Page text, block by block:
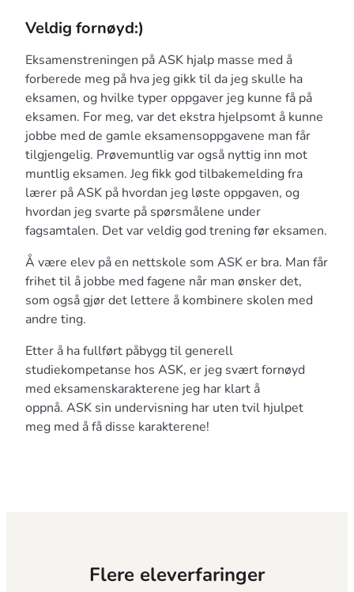
Veldig fornøyd:)
Eksamenstreningen på ASK hjalp masse med å
forberede meg på hva jeg gikk til da jeg skulle ha
eksamen, og hvilke typer oppgaver jeg kunne få på
eksamen. For meg, var det ekstra hjelpsomt å kunne
jobbe med de gamle eksamensoppgavene man får
tilgjengelig. Prøvemuntlig var også nyttig inn mot
muntlig eksamen. Jeg fikk god tilbakemelding fra
lærer på ASK på hvordan jeg løste oppgaven, og
hvordan jeg svarte på spørsmålene under
fagsamtalen. Det var veldig god trening før eksamen.
Å være elev på en nettskole som ASK er bra. Man får
frihet til å jobbe med fagene når man ønsker det,
som også gjør det lettere å kombinere skolen med
andre ting.
Etter å ha fullført påbygg til generell
studiekompetanse hos ASK, er jeg svært fornøyd
med eksamenskarakterene jeg har klart å
oppnå. ASK sin undervisning har uten tvil hjulpet
meg med å få disse karakterene!
Flere eleverfaringer